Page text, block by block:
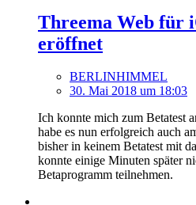
Threema Web für
eröffnet
BERLINHIMMEL
30. Mai 2018 um 18:03
Ich konnte mich zum Betatest
habe es nun erfolgreich auch
bisher in keinem Betatest mit
konnte einige Minuten später
Betaprogramm teilnehmen.